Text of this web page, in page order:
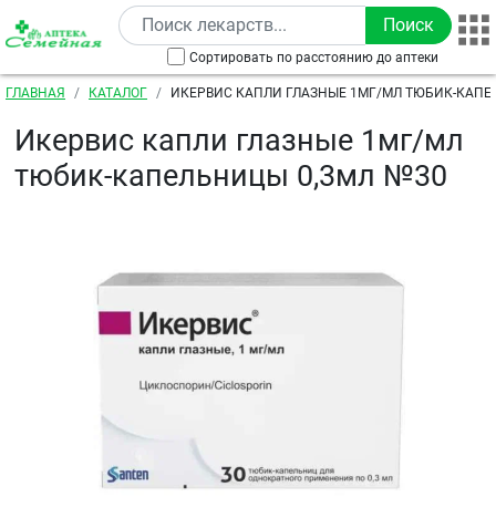
Перейти к основному содержанию
Сортировать по расстоянию до аптеки
Строка навигации
ГЛАВНАЯ КАТАЛОГ ИКЕРВИС КАПЛИ ГЛАЗНЫЕ 1МГ/МЛ ТЮБИК-
Икервис капли глазные 1мг/мл
тюбик-капельницы 0,3мл №30